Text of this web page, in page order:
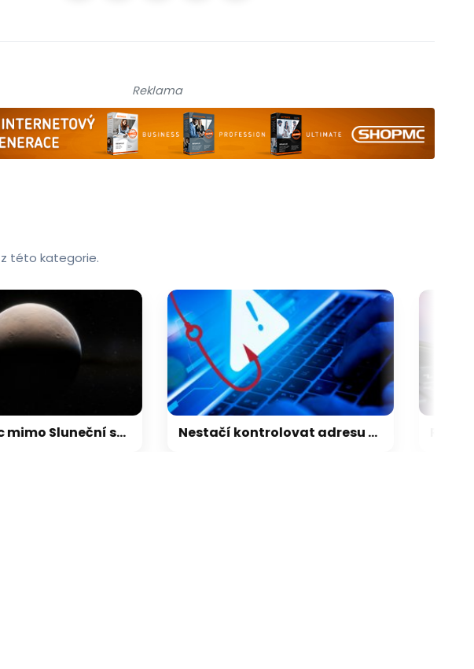
Reklama
této kategorie.
První měsíc mimo Sluneční soustavu: Vědci možná objevili výjimečný systém Nestačí kontrolovat adresu webu. Nový útok na Microsoft využívá oficiální portál